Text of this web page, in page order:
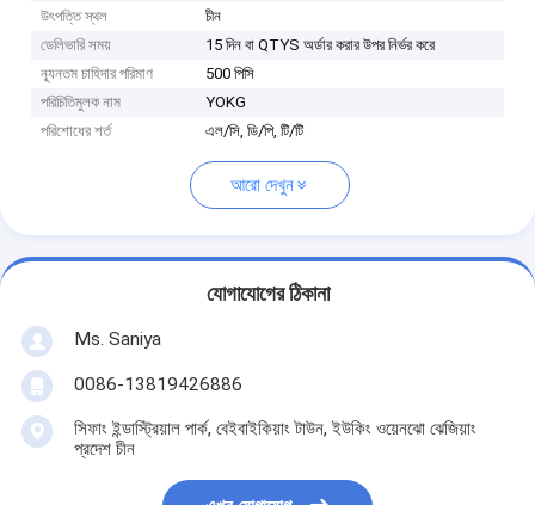
উৎপত্তি স্থল
চীন
ডেলিভারি সময়
15 দিন বা QTYS অর্ডার করার উপর নির্ভর করে
ন্যূনতম চাহিদার পরিমাণ
500 পিসি
পরিচিতিমুলক নাম
YOKG
পরিশোধের শর্ত
এল/সি, ডি/পি, টি/টি
আরো দেখুন
যোগাযোগের ঠিকানা
Ms. Saniya
0086-13819426886
সিফাং ইন্ডাস্ট্রিয়াল পার্ক, বেইবাইকিয়াং টাউন, ইউকিং ওয়েনঝো ঝেজিয়াং
প্রদেশ চীন